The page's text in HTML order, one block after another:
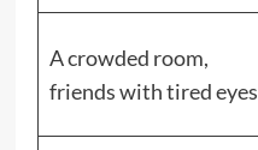
A crowded room,
friends with tired eyes